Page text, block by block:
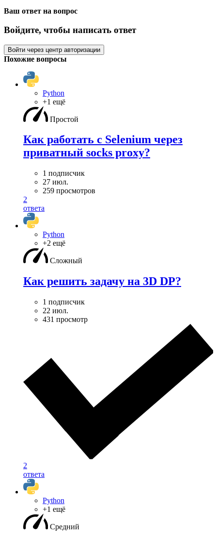
Ваш ответ на вопрос
Войдите, чтобы написать ответ
Войти через центр авторизации
Похожие вопросы
Python
+1 ещё
Простой
Как работать с Selenium через
приватный socks proxy?
1 подписчик
27 июл.
259 просмотров
2
ответа
Python
+2 ещё
Сложный
Как решить задачу на 3D DP?
1 подписчик
22 июл.
431 просмотр
2
ответа
Python
+1 ещё
Средний